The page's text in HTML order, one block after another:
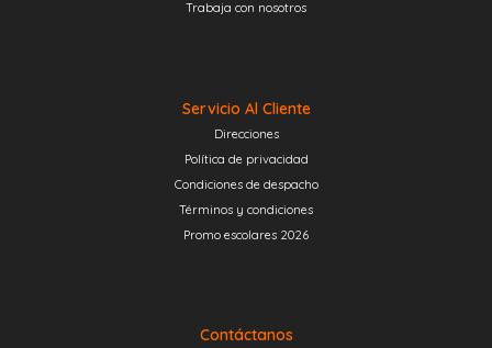
Trabaja con nosotros
Servicio Al Cliente
Direcciones
Política de privacidad
Condiciones de despacho
Términos y condiciones
Promo escolares 2026
Contáctanos